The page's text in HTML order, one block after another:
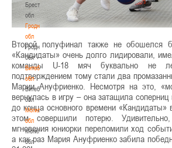
Брестская
обл
Гродненская
обл
Гродненская
обл
Витебская
обл
Витебская
обл
Могилевская
обл
Могилевская
обл
Второй полуфинал также не обошелся
«Кандидаты» очень долго лидировали,
команды U-18 мяч буквально не
подтверждением тому стали два
Марии Ануфриенко. Несмотря на это,
вернулась в игру – она затащила
до конца основного времени «Кандидаты»
этом совершили потерю.
мгновения юниорки переломили ход
а как раз Мария Ануфриенко забила